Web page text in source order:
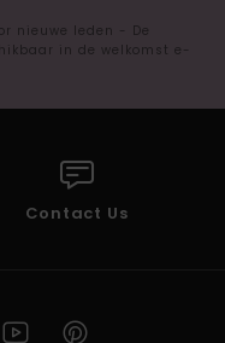
nieuwe leden - De
in de welkomst e-
Contact Us